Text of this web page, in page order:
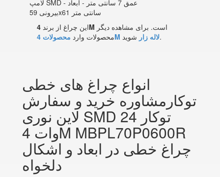
لامپ SMD - عمق 7 سانتی متر - ابعاد
بیرونی 59x61 سانتی متر
این چراغ از برند4M است. برای مشاهده دیگر
محصولات وارد
محصولات 4M لاله زارشوید.
انواع چراغ های خطی
توکارمشاوره خرید و سفارش
لاین نوری SMD توکار 24
وات 4M MBPL70P0600R
چراغ خطی در ابعاد و اشکال
دلخواه